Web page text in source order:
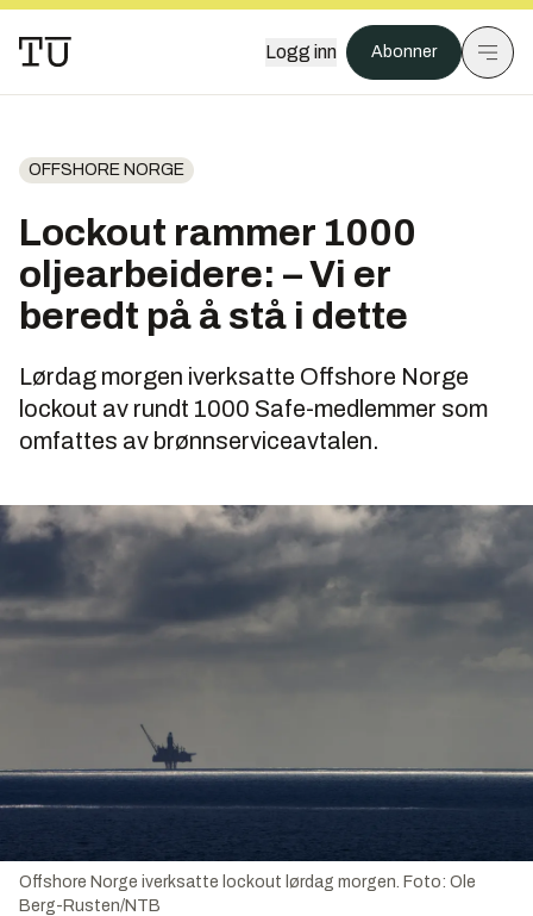
Logg inn Abonner
OFFSHORE NORGE
Lockout rammer 1000
oljearbeidere: – Vi er
beredt på å stå i dette
Lørdag morgen iverksatte Offshore Norge
lockout av rundt 1000 Safe-medlemmer som
omfattes av brønnserviceavtalen.
Offshore Norge iverksatte lockout lørdag morgen. Foto: Ole
Berg-Rusten/NTB